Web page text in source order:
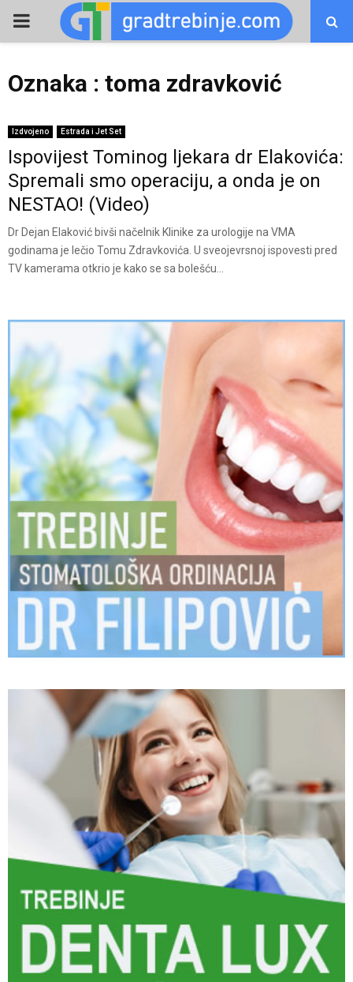
PRIMARY
Oznaka : toma zdravković
Izdvojeno Estrada i Jet Set
Ispovijest Tominog ljekara dr Elakovića:
Spremali smo operaciju, a onda je on
NESTAO! (Video)
Dr Dejan Elaković bivši načelnik Klinike za urologije na VMA
godinama je lečio Tomu Zdravkovića. U sveojevrsnoj ispovesti pred
TV kamerama otkrio je kako se sa bolešću...